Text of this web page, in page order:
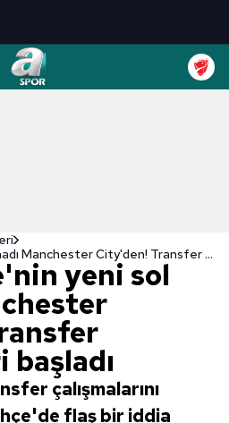
Fenerbahçe'nin yeni sol kanadı Manchester City'den! Transfer görüşmeleri başladı
yeni sol
çalışmalarını
flaş bir iddia